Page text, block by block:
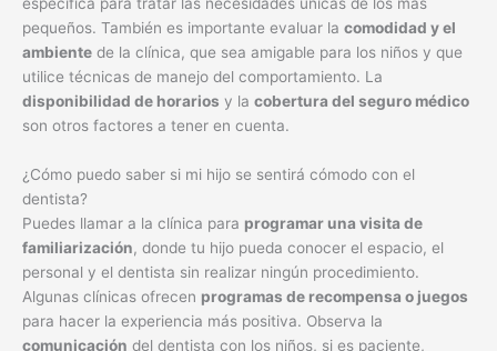
pequeños. También es importante evaluar la comodidad y el
ambiente de la clínica, que sea amigable para los niños y que
utilice técnicas de manejo del comportamiento. La
disponibilidad de horarios y la cobertura del seguro médico
son otros factores a tener en cuenta.
¿Cómo puedo saber si mi hijo se sentirá cómodo con el
dentista?
Puedes llamar a la clínica para programar una visita de
familiarización, donde tu hijo pueda conocer el espacio, el
personal y el dentista sin realizar ningún procedimiento.
Algunas clínicas ofrecen programas de recompensa o juegos
para hacer la experiencia más positiva. Observa la
comunicación del dentista con los niños, si es paciente,